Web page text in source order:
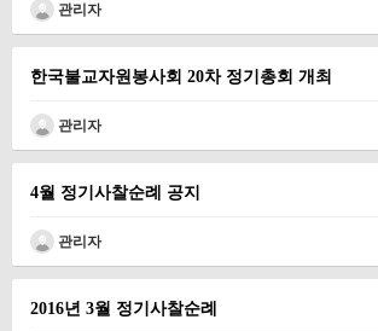
관리자
한국불교자원봉사회 20차 정기총회 개최
관리자
4월 정기사찰순례 공지
관리자
2016년 3월 정기사찰순례